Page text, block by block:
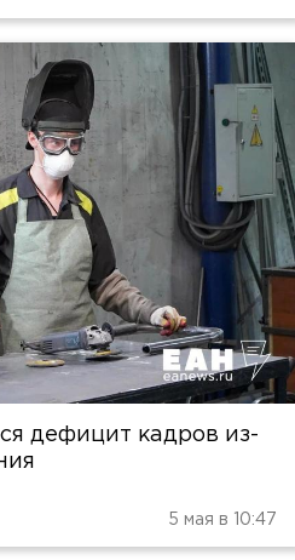
дефицит кадров из-
5 мая в 10:47